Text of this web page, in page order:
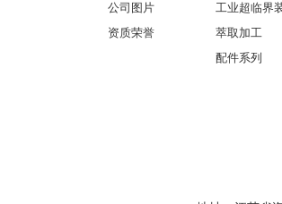
公司图片
资质荣誉
工业超临界
萃取加工
配件系列